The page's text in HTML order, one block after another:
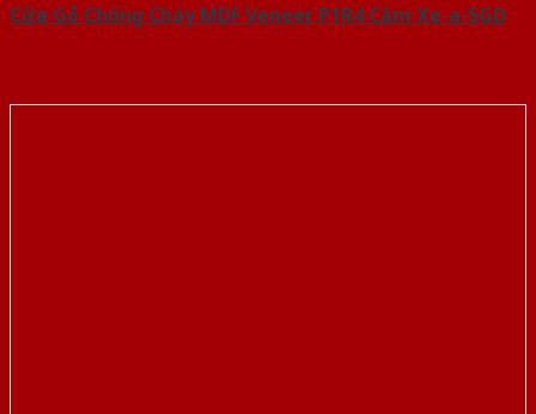
Cửa Gỗ Chống Cháy MDF Veneer P1R4 Căm Xe-a-SGD